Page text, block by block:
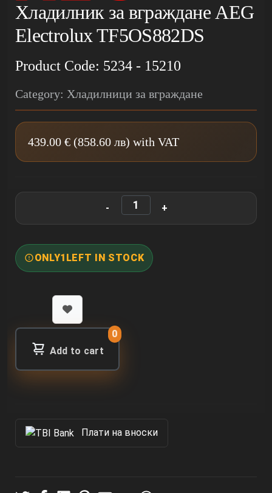
Хладилник за вграждане AEG
Electrolux TF5OS882DS
Product Code: 5234 - 15210
Category: Хладилници за вграждане
439.00 € (858.60 лв) with VAT
ONLY1 LEFT IN STOCK
Add to cart
0
Πлати на вноски